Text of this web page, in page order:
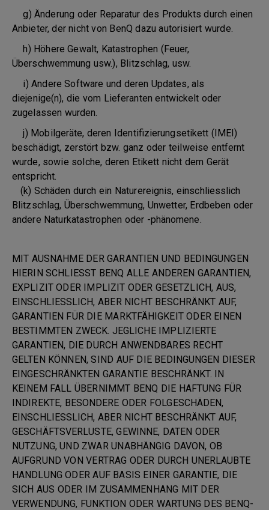
g) Änderung oder Reparatur des Produkts durch einen
Anbieter, der nicht von BenQ dazu autorisiert wurde.
h) Höhere Gewalt, Katastrophen (Feuer,
Überschwemmung usw.), Blitzschlag, usw.
i) Andere Software und deren Updates, als
diejenige(n), die vom Lieferanten entwickelt oder
zugelassen wurden.
j) Mobilgeräte, deren Identifizierungsetikett (IMEI)
beschädigt, zerstört bzw. ganz oder teilweise entfernt
wurde, sowie solche, deren Etikett nicht dem Gerät
entspricht.
(k) Schäden durch ein Naturereignis, einschliesslich
Blitzschlag, Überschwemmung, Unwetter, Erdbeben oder
andere Naturkatastrophen oder -phänomene.
MIT AUSNAHME DER GARANTIEN UND BEDINGUNGEN
HIERIN SCHLIESST BENQ ALLE ANDEREN GARANTIEN,
EXPLIZIT ODER IMPLIZIT ODER GESETZLICH, AUS,
EINSCHLIESSLICH, ABER NICHT BESCHRÄNKT AUF,
GARANTIEN FÜR DIE MARKTFÄHIGKEIT ODER EINEN
BESTIMMTEN ZWECK. JEGLICHE IMPLIZIERTE
GARANTIEN, DIE DURCH ANWENDBARES RECHT
GELTEN KÖNNEN, SIND AUF DIE BEDINGUNGEN DIESER
EINGESCHRÄNKTEN GARANTIE BESCHRÄNKT. IN
KEINEM FALL ÜBERNIMMT BENQ DIE HAFTUNG FÜR
INDIREKTE, BESONDERE ODER FOLGESCHÄDEN,
EINSCHLIESSLICH, ABER NICHT BESCHRÄNKT AUF,
GESCHÄFTSVERLUSTE, GEWINNE, DATEN ODER
NUTZUNG, UND ZWAR UNABHÄNGIG DAVON, OB
AUFGRUND VON VERTRAG ODER DURCH UNERLAUBTE
HANDLUNG ODER AUF BASIS EINER GARANTIE, DIE
SICH AUS ODER IM ZUSAMMENHANG MIT DER
VERWENDUNG, FUNKTION ODER WARTUNG DES BENQ-